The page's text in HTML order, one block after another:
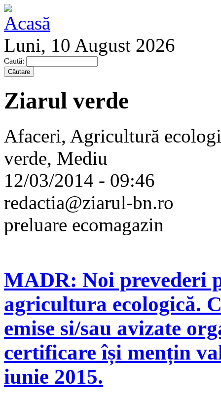
Luni, 10 August 2026
Caută:
Ziarul verde
Afaceri, Agricultură
verde, Mediu
12/03/2014 - 09:46
redactia@ziarul-bn.ro
preluare ecomagazin
MADR: Noi prevederi
agricultura ecologică.
emise si/sau avizate
certificare își mențin
iunie 2015.